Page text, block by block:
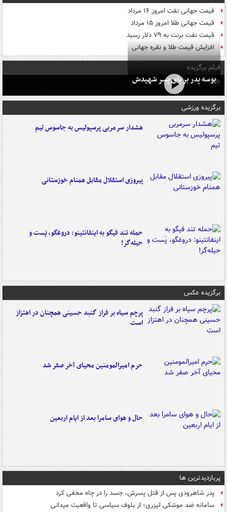
قیمت جهانی نفت امروز ۱۶ مرداد
قیمت جهانی طلا امروز ۱۵ مرداد
قیمت نفت برنت به ۷۹ دلار رسید
افزایش قیمت طلا و نقره جهانی
فیلم برگزیده
بوسه‌ پدر بر پای پسر شهیدش
برگزیده ورزشی
هشدار سرمربی پرسپولیس به جاسوس تیم
پیروزی استقلال مقابل همنام خوزستانی
حمله تند فیگو به اینفانتینو: دروغگو، پَست‌ و
حیله‌گر!
برگزیده عکس
پرچم سیاه بر فراز گنبد حسینی همچنان در اهتزاز
است
حرم امیرالمومنین محیای آخر صفر شد
حال و هوای سامرا بعد از ایام اربعین
پربازدیدترین ها
پدر شاهرودی پس از قتل پسرش، جسد را در چاه مخفی کرد
سامانه ضد موشکی لیزری؛ از بلوف سیاسی تا واقعیت میدانی